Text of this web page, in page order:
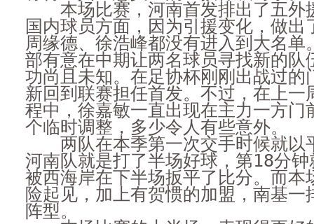
本场比赛，河南首发排出了五外
国内球员方面，因为引援变化，做出
周缘德、徐浩峰都没有进入到大名单
部有意在中期让两名球员寻找新的队
功尚且未知。在足协杯刚刚出战过的
新回到联赛担任首发。不过，在上一
程中，徐嘉敏一直出现在主力一方门
个临时调整，多少令人有些意外。
两队在本季第一次交手时候就以
河南队就是打了半场好球，第18分
被西海岸在下半场扳平了比分。而本
险起见，加上有贺惯的加盟，南基一
阵型。